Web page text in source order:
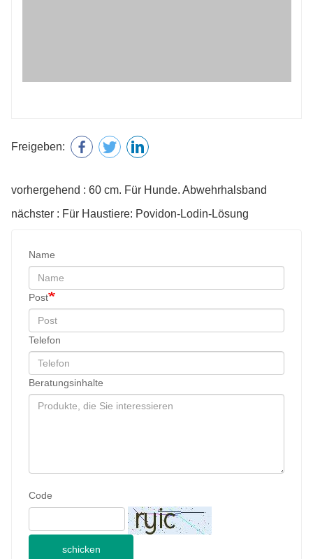
Freigeben:
vorhergehend : 60 cm. Für Hunde. Abwehrhalsband
nächster : Für Haustiere: Povidon-Lodin-Lösung
Name
Post
Telefon
Beratungsinhalte
Code
schicken